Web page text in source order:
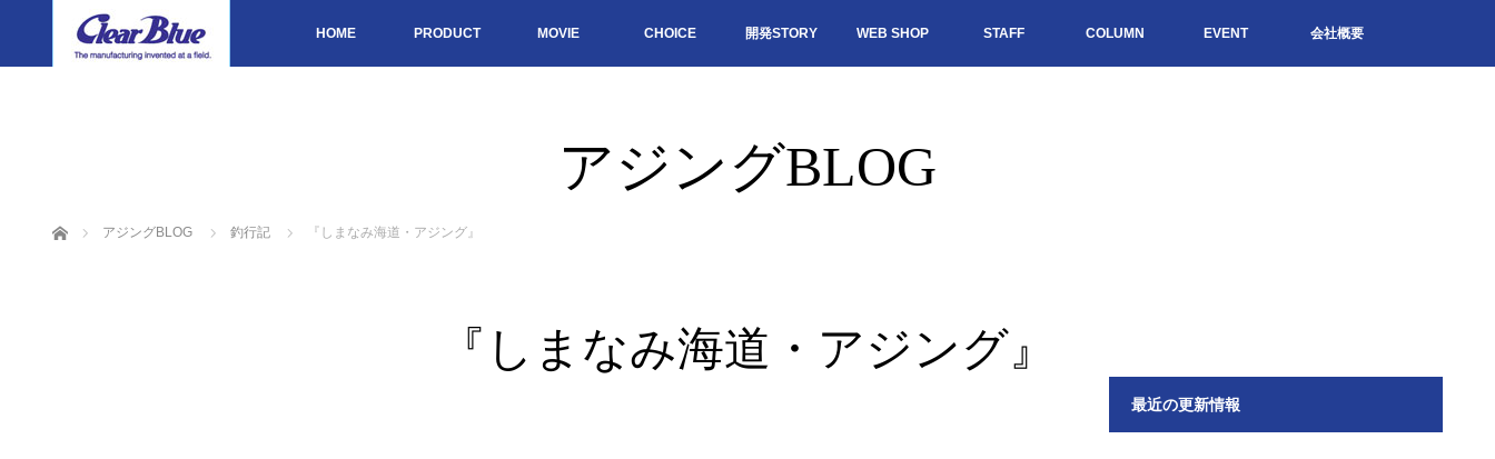
HOME PRODUCT MOVIE CHOICE 開発STORY WEB SHOP STAFF COLUMN EVENT 会社概要
アジングBLOG
ホーム アジングBLOG 釣行記 『しまなみ海道・アジング』
『しまなみ海道・アジング』
最近の更新情報